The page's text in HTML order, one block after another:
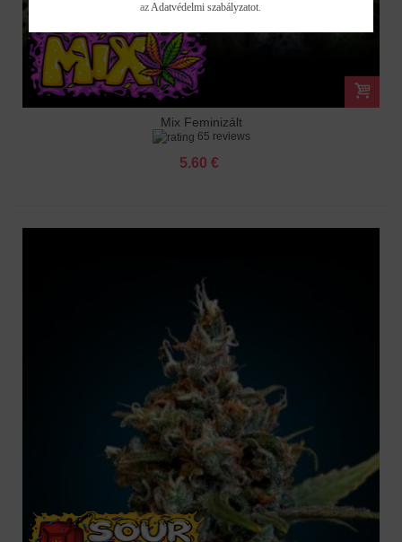
Mix Feminizált
65 reviews
5.60 €
azAdatvédelmi szabályzatot.